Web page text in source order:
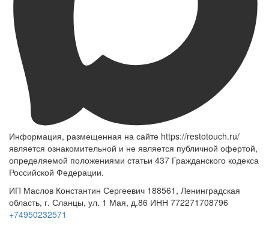
Информация, размещенная на сайте https://restotouch.ru/
является ознакомительной и не является публичной офертой,
определяемой положениями статьи 437 Гражданского кодекса
Российской Федерации.
ИП Маслов Константин Сергеевич 188561, Ленинградская
область, г. Сланцы, ул. 1 Мая, д.86 ИНН 772271708796
+74950232571